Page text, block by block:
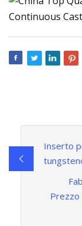
Inserto
Prezzo